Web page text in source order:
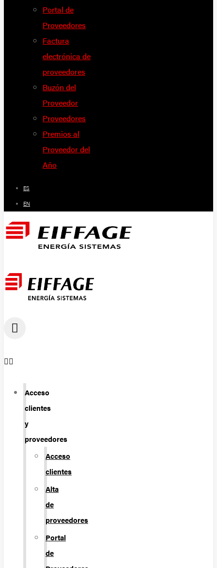
Portal de
Proveedores
Factura
electrónica de
proveedores
Buzón del
Proveedor
Proveedores
Premios al
Proveedor del
Año
ES
EN
Acceso
clientes
y
proveedores
Acceso
clientes
Alta
de
proveedores
Portal
de